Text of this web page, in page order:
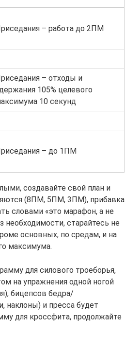
– работа до 2ПМ
– отходы и
105% целевого
10 секунд
– до 1ПМ
создавайте свой план и
(8ПМ, 5ПМ, 3ПМ), прибавка
словами «это марафон, а не
необходимости, старайтесь не
основных, по средам, и на
максимума.
для силового троеборья,
на упражнения одной ногой
бицепсов бедра/
наклоны) и пресса будет
для кроссфита, продолжайте